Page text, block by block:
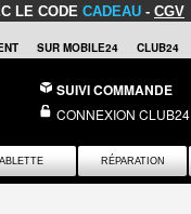
LE CODE CADEAU - CGV
SUR MOBILE24 CLUB24
SUIVI COMMANDE
CONNEXION CLUB24
RÉPARATION